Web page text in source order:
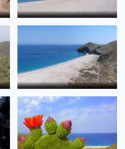
PanorÃ¡mica - Playa de los
Muertos
de isol